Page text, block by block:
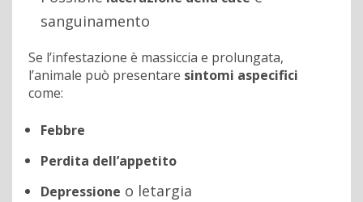
sanguinamento
Se l’infestazione è massiccia e prolungata,
l’animale può presentare sintomi aspecifici
come:
Febbre
Perdita dell’appetito
Depressione o letargia